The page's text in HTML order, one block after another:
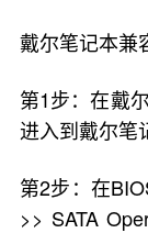
戴尔笔记本兼
第1步：在戴
进入到戴尔笔
第2步：在
>> SATA